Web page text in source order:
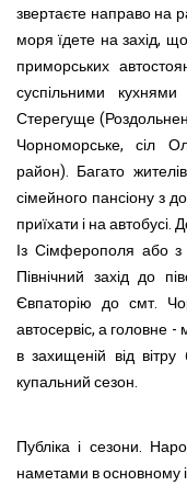
звертаєте направо на
моря їдете на захід,
приморських
суспільними
Стерегуще
Чорноморське, сіл
район). Багато
сімейного пансіону з
приїхати і на автобусі.
Із Сімферополя або
Північний захід до
Євпаторію до смт.
автосервіс, а головне
в захищеній від вітру
купальний сезон.
Публіка і сезони.
наметами в основному